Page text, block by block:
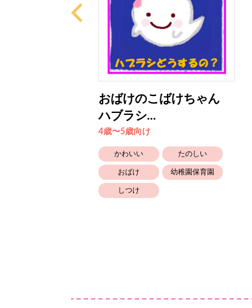
おばけのこばけちゃん
ハブラシ...
4歳〜5歳向け
かわいい たのしい
おばけ 幼稚園保育園
しつけ